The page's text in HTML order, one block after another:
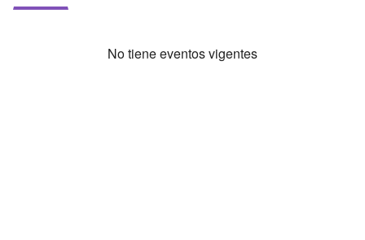
No tiene eventos vigentes